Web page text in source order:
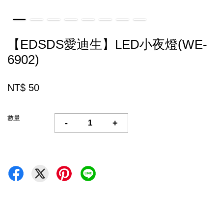
【EDSDS愛迪生】LED小夜燈(WE-
6902)
NT$ 50
數量
- +